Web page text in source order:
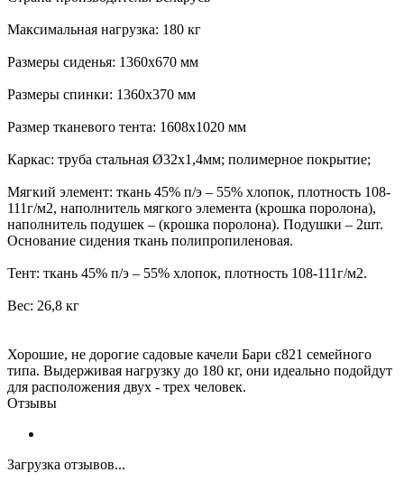
Максимальная нагрузка: 180 кг
Размеры сиденья: 1360х670 мм
Размеры спинки: 1360х370 мм
Размер тканевого тента: 1608х1020 мм
Каркас: труба стальная Ø32х1,4мм; полимерное покрытие;
Мягкий элемент: ткань 45% п/э – 55% хлопок, плотность 108-
111г/м2, наполнитель мягкого элемента (крошка поролона),
наполнитель подушек – (крошка поролона). Подушки – 2шт.
Основание сидения ткань полипропиленовая.
Тент: ткань 45% п/э – 55% хлопок, плотность 108-111г/м2.
Вес: 26,8 кг
Хорошие, не дорогие садовые качели Бари с821 семейного
типа. Выдерживая нагрузку до 180 кг, они идеально подойдут
для расположения двух - трех человек.
Отзывы
Загрузка отзывов...